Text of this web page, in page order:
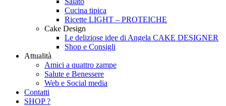
Cucina tipica
Ricette LIGHT – PROTEICHE
Cake Design
Le deliziose idee di Angela CAKE DESIGNER
Shop e Consigli
Attualità
Amici a quattro zampe
Salute e Benessere
Web e Social media
Contatti
SHOP ?